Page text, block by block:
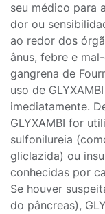
seu médico para
dor ou
ao redor dos
ânus, febre e
gangrena de
uso de
imediatamente.
GLYXAMBI for
sulfonilureia
gliclazida) ou
conhecidas por
Se houver
do pâncreas),